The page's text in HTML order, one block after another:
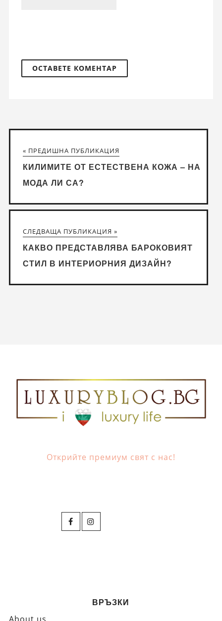
« ПРЕДИШНА ПУБЛИКАЦИЯ
КИЛИМИТЕ ОТ ЕСТЕСТВЕНА КОЖА – НА
МОДА ЛИ СА?
СЛЕДВАЩА ПУБЛИКАЦИЯ »
КАКВО ПРЕДСТАВЛЯВА БАРОКОВИЯТ
СТИЛ В ИНТЕРИОРНИЯ ДИЗАЙН?
Открийте премиум свят с нас!
ВРЪЗКИ